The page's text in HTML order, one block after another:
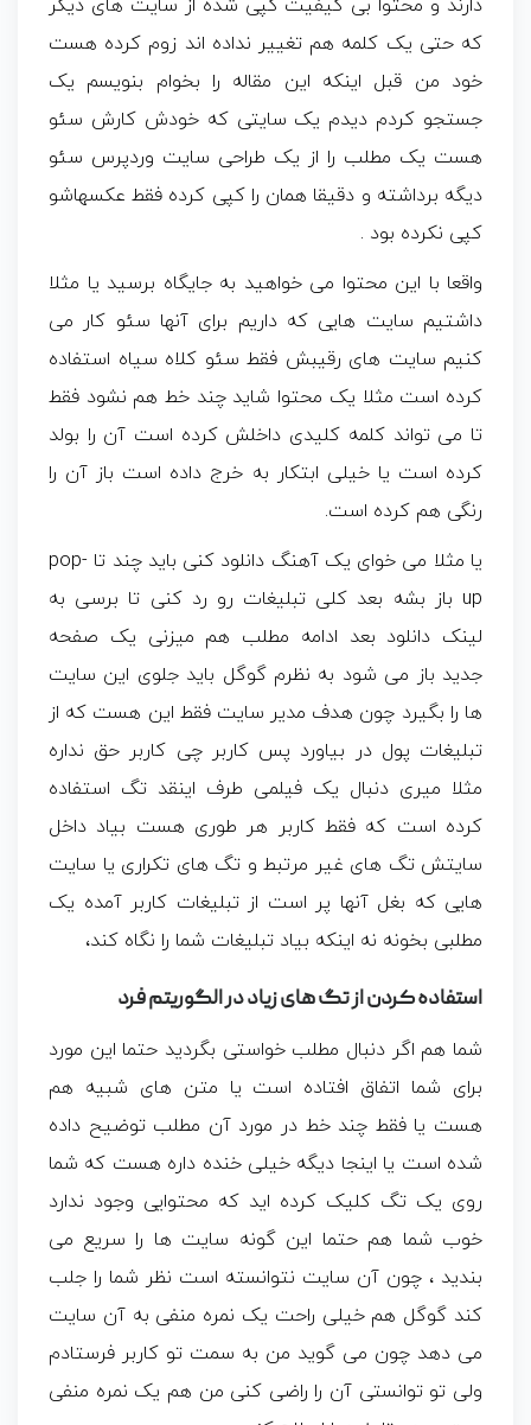
دارند و محتوا بی کیفیت کپی شده از سایت های دیگر
که حتی یک کلمه هم تغییر نداده اند زوم کرده هست
خود من قبل اینکه این مقاله را بخوام بنویسم یک
جستجو کردم دیدم یک سایتی که خودش کارش سئو
هست یک مطلب را از یک طراحی سایت وردپرس سئو
دیگه برداشته و دقیقا همان را کپی کرده فقط عکسهاشو
کپی نکرده بود .
واقعا با این محتوا می خواهید به جایگاه برسید یا مثلا
داشتیم سایت هایی که داریم برای آنها سئو کار می
کنیم سایت های رقیبش فقط سئو کلاه سیاه استفاده
کرده است مثلا یک محتوا شاید چند خط هم نشود فقط
تا می تواند کلمه کلیدی داخلش کرده است آن را بولد
کرده است یا خیلی ابتکار به خرج داده است باز آن را
رنگی هم کرده است.
یا مثلا می خوای یک آهنگ دانلود کنی باید چند تا pop-
up باز بشه بعد کلی تبلیغات رو رد کنی تا برسی به
لینک دانلود بعد ادامه مطلب هم میزنی یک صفحه
جدید باز می شود به نظرم گوگل باید جلوی این سایت
ها را بگیرد چون هدف مدیر سایت فقط این هست که از
تبلیغات پول در بیاورد پس کاربر چی کاربر حق نداره
مثلا میری دنبال یک فیلمی طرف اینقد تگ استفاده
کرده است که فقط کاربر هر طوری هست بیاد داخل
سایتش تگ های غیر مرتبط و تگ های تکراری یا سایت
هایی که بغل آنها پر است از تبلیغات کاربر آمده یک
مطلبی بخونه نه اینکه بیاد تبلیغات شما را نگاه کند،
استفاده کردن از تگ های زیاد در الگوریتم فرد
شما هم اگر دنبال مطلب خواستی بگردید حتما این مورد
برای شما اتفاق افتاده است یا متن های شبیه هم
هست یا فقط چند خط در مورد آن مطلب توضیح داده
شده است یا اینجا دیگه خیلی خنده داره هست که شما
روی یک تگ کلیک کرده اید که محتوایی وجود ندارد
خوب شما هم حتما این گونه سایت ها را سریع می
بندید ، چون آن سایت نتوانسته است نظر شما را جلب
کند گوگل هم خیلی راحت یک نمره منفی به آن سایت
می دهد چون می گوید من به سمت تو کاربر فرستادم
ولی تو توانستی آن را راضی کنی من هم یک نمره منفی